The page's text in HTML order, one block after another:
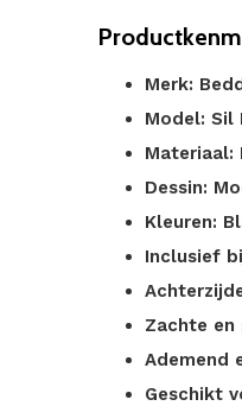
Merk:
Model: Sil
Materiaal:
Dessin:
Kleuren:
Inclusief
Zachte en
Ademend
Geschikt